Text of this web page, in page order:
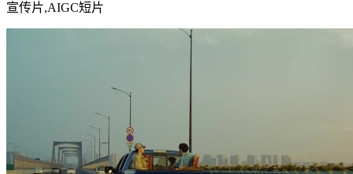
宣传片,AIGC短片